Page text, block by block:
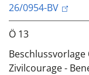
26/0954-BV
Ö 13
Zivilcourage -